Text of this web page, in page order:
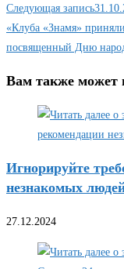
Следующая запись
«Клуба «Знамя»
посвященный Дню
Вам также может
Игнорируйте
незнакомых
27.12.2024